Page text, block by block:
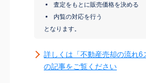
査定をもとに販売価格を決める
内覧の対応を行う
となります。
詳しくは「不動産売却の流れ6
の記事をご覧ください